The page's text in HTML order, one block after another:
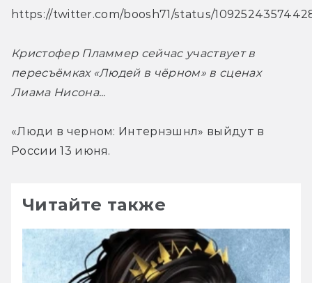
https://twitter.com/boosh71/status/
Кристофер Пламмер сейчас участвует в
пересъёмках «Людей в чёрном» в сценах
Лиама Нисона...
«Люди в черном: Интернэшнл» выйдут в
России 13 июня.
Читайте также